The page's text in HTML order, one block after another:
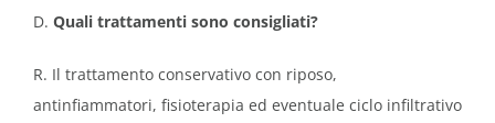
D. Quali trattamenti sono consigliati?
R. Il trattamento conservativo con riposo,
antinfiammatori, fisioterapia ed eventuale ciclo infiltrativo